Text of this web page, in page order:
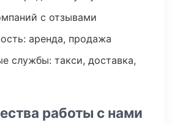
с отзывами
аренда, продажа
службы: такси, доставка,
работы с нами